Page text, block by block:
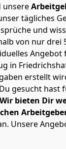
unsere
tägliches
und
von nur drei
Angebot
in
erstellt
gesucht hast
Wir bieten Dir
Unsere